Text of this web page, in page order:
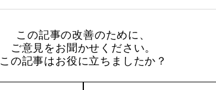
この記事の改善のために、
ご意見をお聞かせください。
この記事はお役に立ちましたか？